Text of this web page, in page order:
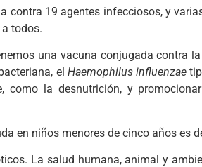
19 agentes infecciosos, y
todos.
una vacuna conjugada contra
el Haemophilus influenzae
como la desnutrición, y
en niños menores de cinco años es
La salud humana, animal y